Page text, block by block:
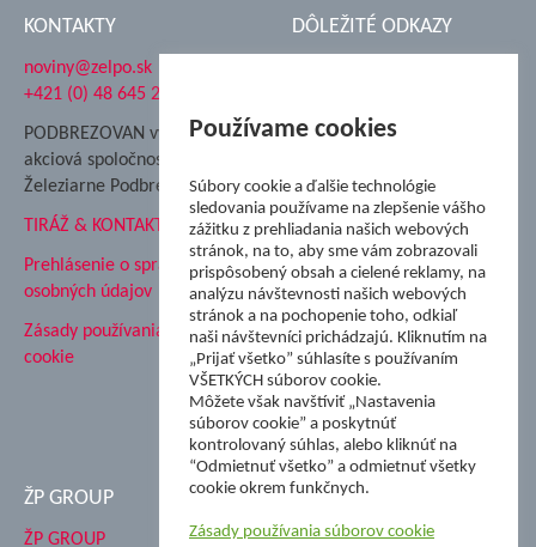
KONTAKTY
noviny@zelpo.sk
+421 (0) 48 645 2711
PODBREZOVAN vydáva
akciová spoločnosť
Železiarne Podbrezová
TIRÁŽ & KONTAKT
Prehlásenie o spracovaní
osobných údajov
Zásady používania súborov
cookie
DÔLEŽITÉ ODKAZY
Nadácia Železiarne
ŽP Informatika s.r.o.
ŠK Železiarne Podbrezová
Tále a.s.
ŽP GROUP
ŽP GROUP
Používame cookies
Súbory cookie a ďalšie technológie
sledovania používame na zlepšenie vášho
zážitku z prehliadania našich webových
stránok, na to, aby sme vám zobrazovali
prispôsobený obsah a cielené reklamy, na
analýzu návštevnosti našich webových
stránok a na pochopenie toho, odkiaľ
naši návštevníci prichádzajú. Kliknutím na
„Prijať všetko” súhlasíte s používaním
VŠETKÝCH súborov cookie.
Môžete však navštíviť „Nastavenia
súborov cookie” a poskytnúť
kontrolovaný súhlas, alebo kliknúť na
“Odmietnuť všetko” a odmietnuť všetky
cookie okrem funkčnych.
Zásady používania súborov cookie